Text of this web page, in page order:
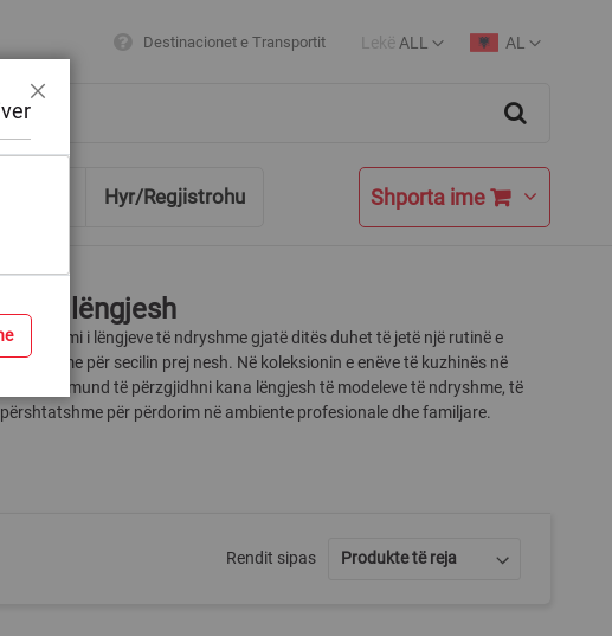
Destinacionet e Transportit
Currency
Lekë ALL
Language
AL
Hyr/Regjistrohu Shporta ime
Kana lëngjesh
Konsumimi i lëngjeve të ndryshme gjatë ditës duhet të jetë një rutinë e
përditshme për secilin prej nesh. Në koleksionin e enëve të kuzhinës në
Megatek mund të përzgjidhni kana lëngjesh të modeleve të ndryshme, të
përshtatshme për përdorim në ambiente profesionale dhe familjare.
Rendit sipas